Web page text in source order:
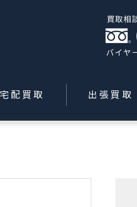
宅配買取 出張買取